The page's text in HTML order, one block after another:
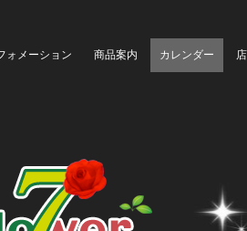
ォメーション 商品案内 カレンダー